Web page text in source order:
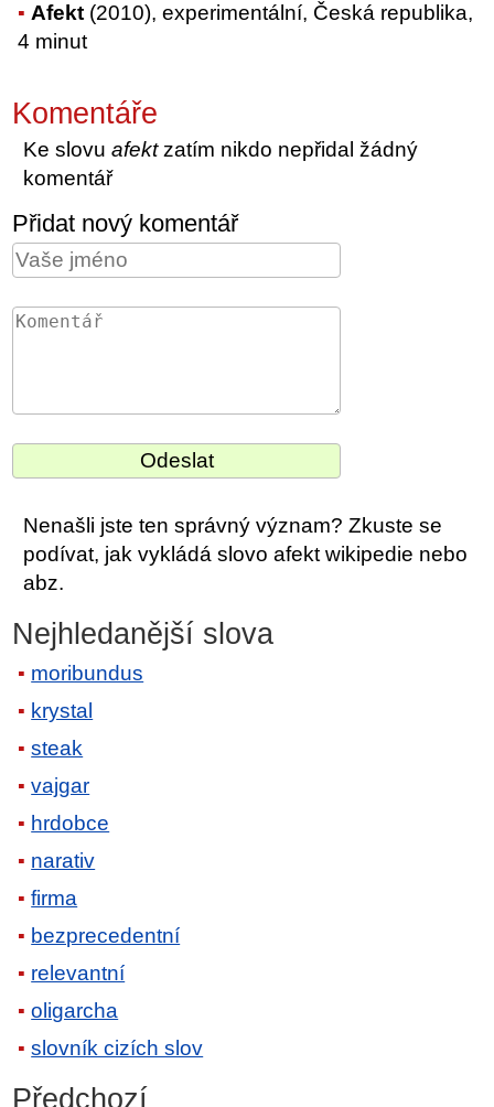
Afekt (2010), experimentální, Česká republika,
4 minut
Komentáře
Ke slovuafektzatím nikdo nepřidal žádný
komentář
Přidat nový komentář
Nenašli jste ten správný význam? Zkuste se
podívat, jak vykládá slovo afekt wikipedie nebo
abz.
Nejhledanější slova
moribundus
krystal
steak
vajgar
hrdobce
narativ
firma
bezprecedentní
relevantní
oligarcha
slovník cizích slov
Předchozí